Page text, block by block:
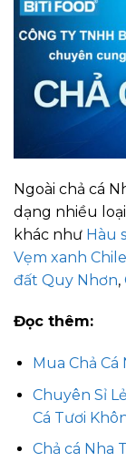
Ngoài chả cá
dạng nhiều loại
khác như Hàu
Vẹm xanh Chile
đất Quy Nhơn,
Đọc thêm:
Mua Chả
Chuyên Sỉ
Cá Tươi
Chả cá Nha